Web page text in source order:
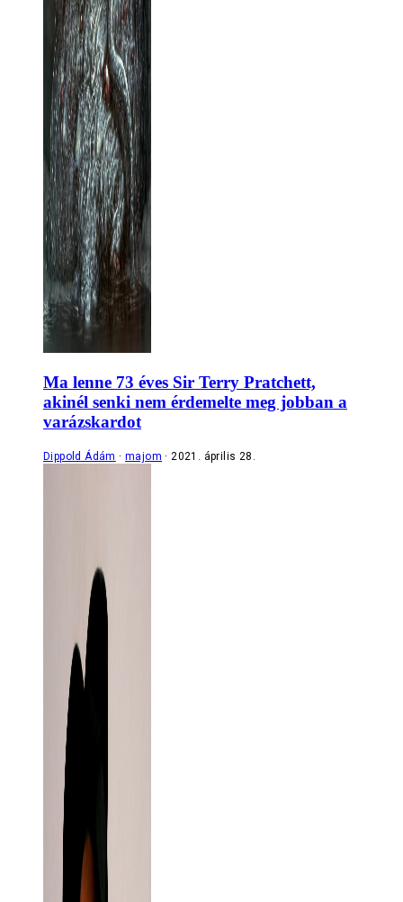
Ma lenne 73 éves Sir Terry Pratchett,
akinél senki nem érdemelte meg jobban a
varázskardot
Dippold Ádám majom 2021. április 28.